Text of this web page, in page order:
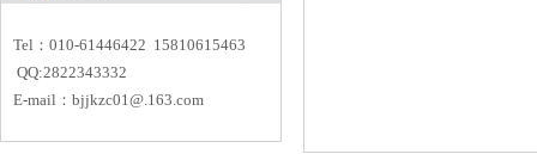
Tel：010-61446422 15810615463
QQ:2822343332
E-mail： bjjkzc01@.163.com